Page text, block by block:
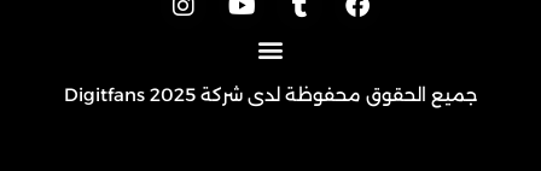
جميع الحقوق محفوظة لدى شركة 2025 Digitfans